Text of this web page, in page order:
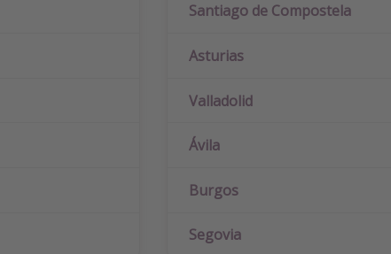
Santiago de Compostela
Asturias
Valladolid
Ávila
Burgos
Segovia